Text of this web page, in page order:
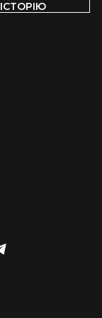
ІСТОРІЮ